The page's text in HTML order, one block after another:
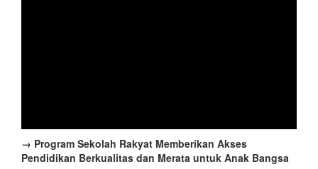
→ Program Sekolah Rakyat Memberikan Akses
Pendidikan Berkualitas dan Merata untuk Anak Bangsa